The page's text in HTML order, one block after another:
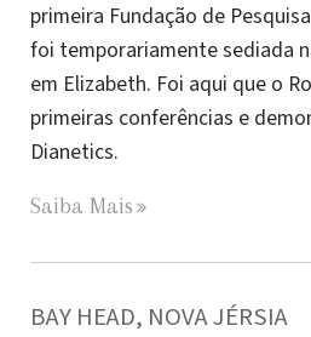
primeira Fundação de
foi temporariamente sediada
em Elizabeth. Foi aqui que o
primeiras conferências e
Dianetics.
Saiba Mais
BAY HEAD, NOVA JÉRSIA